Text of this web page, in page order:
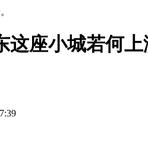
这座小城若何